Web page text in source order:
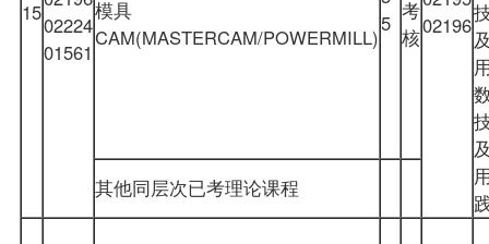
1502224
01561
模具
CAM(MASTERCAM/POWERMILL)
5 考
核02196
其他同层次已考理论课程